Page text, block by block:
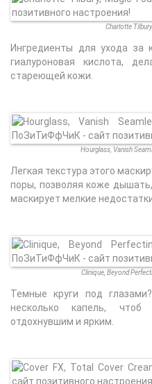
Charlotte
Ингредиенты для ухода за
гиалуроновая кислота,
стареющей кожи.
Hourglass, Vanish
Легкая текстура этого
поры, позволяя коже
маскирует мелкие
Clinique, Beyond
Темные круги под
несколько капель,
отдохнувшим и ярким.